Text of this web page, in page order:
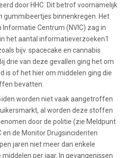
door HHC. Dit betrof voornamelijk
gummibeertjes binnenkregen. Het
Centrum (NVIC) zag in
het aantal informatieverzoeken1
bijv. spacecake en cannabis
drie van deze gevallen ging het om
is of het hier om middelen ging die
bevatten.
worden niet vaak aangetroffen
al worden deze stoffen
door de politie (zie Meldpunt
en de Monitor Drugsincidenten
jaren niet meer dan enkele
per jaar. In gevangenissen